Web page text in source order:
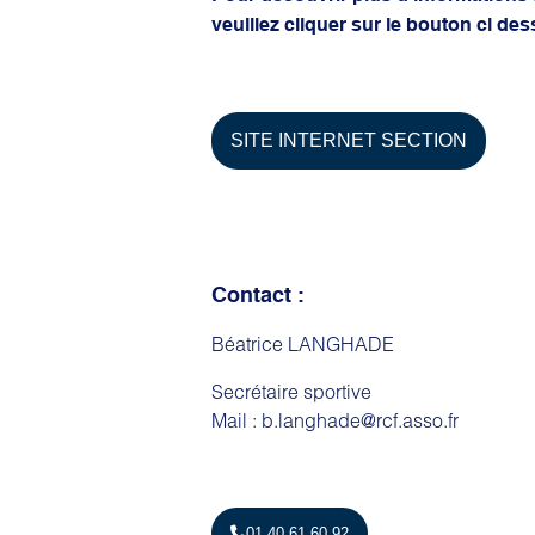
veuillez cliquer sur le bouton ci
SITE INTERNET SECTION
Contact :
Béatrice LANGHADE
Secrétaire sportive
Mail : b.langhade@rcf.asso.fr